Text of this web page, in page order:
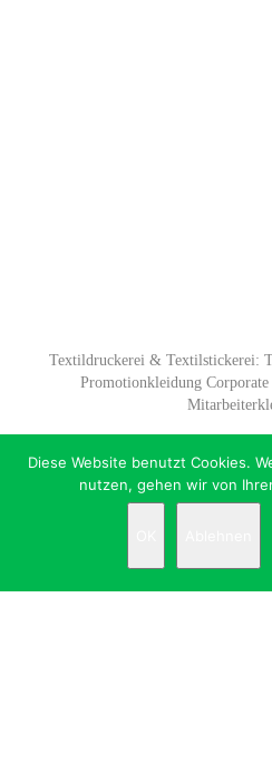
Textildruckerei & Textilstickerei:
Promotionkleidung Corporate
Diese Website benutzt Cookies.
nutzen, gehen wir von